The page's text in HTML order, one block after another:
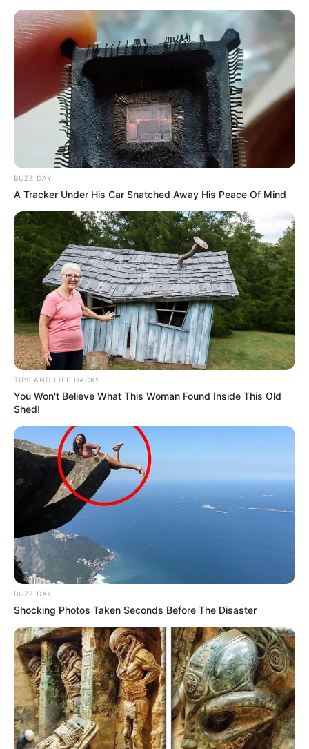
BUZZ DAY
A Tracker Under His Car Snatched Away His Peace Of Mind
TIPS AND LIFE HACKS
You Won't Believe What This Woman Found Inside This Old
Shed!
BUZZ DAY
Shocking Photos Taken Seconds Before The Disaster